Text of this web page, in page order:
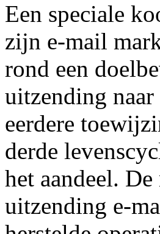
Een speciale
zijn e-mail
rond een
uitzending
eerdere
derde
het aandeel.
uitzending e-